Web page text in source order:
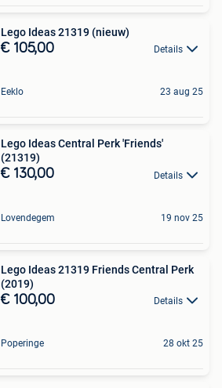
Lego Ideas 21319 (nieuw)
€ 105,00 Details
Eeklo 23 aug 25
Lego Ideas Central Perk 'Friends'
(21319)
€ 130,00 Details
Lovendegem 19 nov 25
Lego Ideas 21319 Friends Central Perk
(2019)
€ 100,00 Details
Poperinge 28 okt 25